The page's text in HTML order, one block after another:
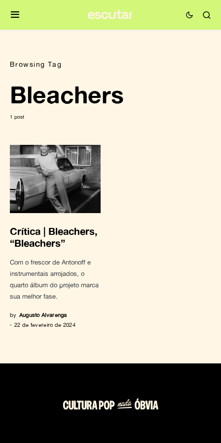
Browsing Tag
Bleachers
1 post
Crítica | Bleachers,
“Bleachers”
Com o frescor de Antonoff e
instrumentais arrojados, o
quarto álbum do projeto marca
sua melhor fase.
by Augusto Alvarenga
22 de fevereiro de 2024